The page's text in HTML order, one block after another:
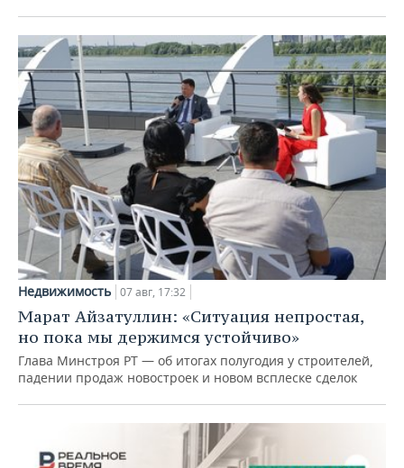
Недвижимость 07 авг, 17:32
Марат Айзатуллин: «Ситуация непростая,
но пока мы держимся устойчиво»
Глава Минстроя РТ — об итогах полугодия у строителей,
падении продаж новостроек и новом всплеске сделок